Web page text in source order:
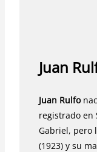
Juan
Juan Rulfo
registrado en
Gabriel, pero
(1923) y su